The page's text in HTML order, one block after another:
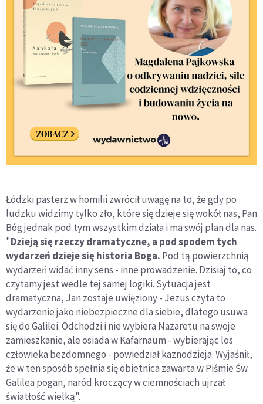
Łódzki pasterz w homilii zwrócił uwagę na to, że gdy po
ludzku widzimy tylko zło, które się dzieje się wokół nas, Pan
Bóg jednak pod tym wszystkim działa i ma swój plan dla nas.
"Dzieją się rzeczy dramatyczne, a pod spodem tych
wydarzeń dzieje się historia Boga. Pod tą powierzchnią
wydarzeń widać inny sens - inne prowadzenie. Dzisiaj to, co
czytamy jest wedle tej samej logiki. Sytuacja jest
dramatyczna, Jan zostaje uwięziony - Jezus czyta to
wydarzenie jako niebezpieczne dla siebie, dlatego usuwa
się do Galilei. Odchodzi i nie wybiera Nazaretu na swoje
zamieszkanie, ale osiada w Kafarnaum - wybierając los
człowieka bezdomnego - powiedział kaznodzieja. Wyjaśnił,
że w ten sposób spełnia się obietnica zawarta w Piśmie Św.
Galilea pogan, naród kroczący w ciemnościach ujrzał
światłość wielką".